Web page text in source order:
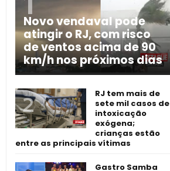
Novo vendaval pode
atingir o RJ, com risco
de ventos acima de 90
km/h nos próximos dias
RJ tem mais de
sete mil casos de
intoxicação
exógena;
crianças estão
entre as principais vítimas
Gastro Samba